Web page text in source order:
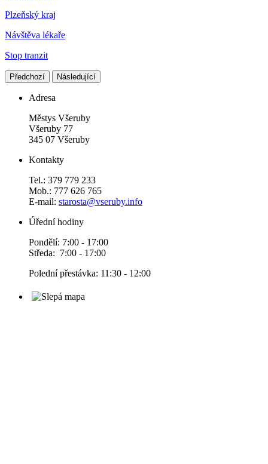
Plzeňský kraj
Návštěva lékaře
Stop tranzit
Předchozí Následující
Adresa
Městys Všeruby
Všeruby 77
345 07 Všeruby
Kontakty
Tel.: 379 779 233
Mob.: 777 626 765
E-mail: starosta@vseruby.info
Úřední hodiny
Pondělí: 7:00 - 17:00
Středa: 7:00 - 17:00
Polední přestávka: 11:30 - 12:00